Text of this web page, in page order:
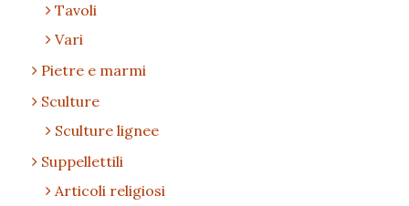
Tavoli
Vari
Pietre e marmi
Sculture
Sculture lignee
Suppellettili
Articoli religiosi